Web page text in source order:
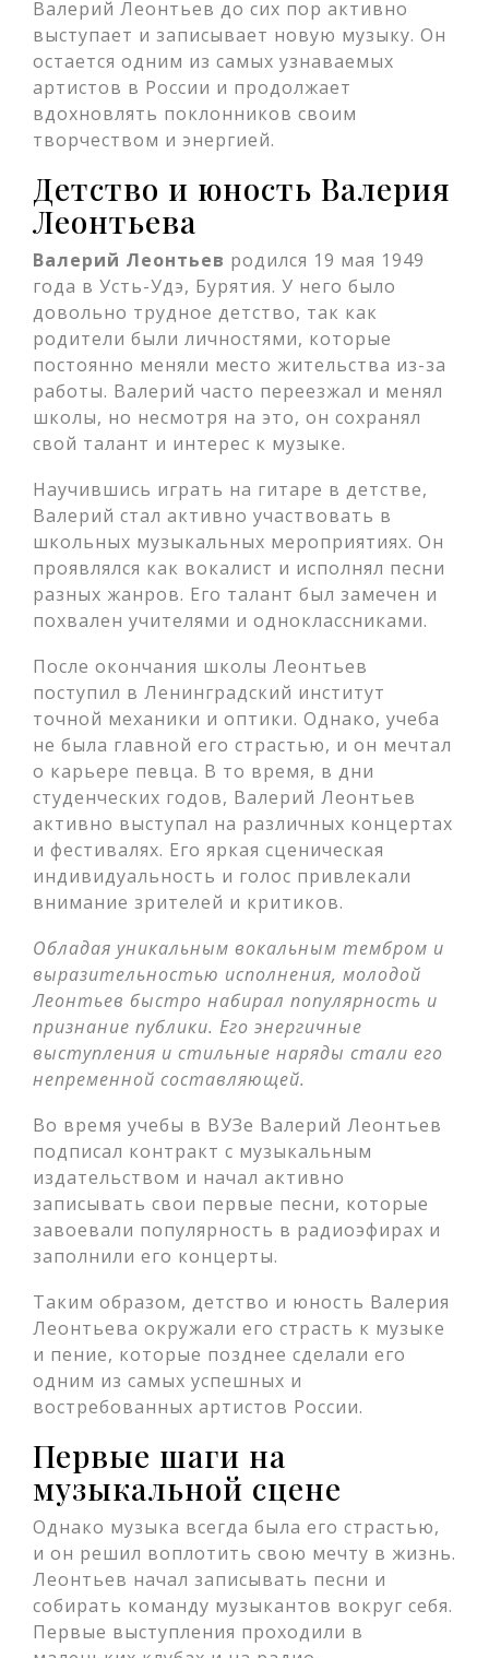
Валерий Леонтьев до сих пор активно
выступает и записывает новую музыку. Он
остается одним из самых узнаваемых
артистов в России и продолжает
вдохновлять поклонников своим
творчеством и энергией.
Детство и юность Валерия
Леонтьева
Валерий Леонтьев родился 19 мая 1949
года в Усть-Удэ, Бурятия. У него было
довольно трудное детство, так как
родители были личностями, которые
постоянно меняли место жительства из-за
работы. Валерий часто переезжал и менял
школы, но несмотря на это, он сохранял
свой талант и интерес к музыке.
Научившись играть на гитаре в детстве,
Валерий стал активно участвовать в
школьных музыкальных мероприятиях. Он
проявлялся как вокалист и исполнял песни
разных жанров. Его талант был замечен и
похвален учителями и одноклассниками.
После окончания школы Леонтьев
поступил в Ленинградский институт
точной механики и оптики. Однако, учеба
не была главной его страстью, и он мечтал
о карьере певца. В то время, в дни
студенческих годов, Валерий Леонтьев
активно выступал на различных концертах
и фестивалях. Его яркая сценическая
индивидуальность и голос привлекали
внимание зрителей и критиков.
Обладая уникальным вокальным тембром и
выразительностью исполнения, молодой
Леонтьев быстро набирал популярность и
признание публики. Его энергичные
выступления и стильные наряды стали его
непременной составляющей.
Во время учебы в ВУЗе Валерий Леонтьев
подписал контракт с музыкальным
издательством и начал активно
записывать свои первые песни, которые
завоевали популярность в радиоэфирах и
заполнили его концерты.
Таким образом, детство и юность Валерия
Леонтьева окружали его страсть к музыке
и пение, которые позднее сделали его
одним из самых успешных и
востребованных артистов России.
Первые шаги на
музыкальной сцене
Однако музыка всегда была его страстью,
и он решил воплотить свою мечту в жизнь.
Леонтьев начал записывать песни и
собирать команду музыкантов вокруг себя.
Первые выступления проходили в